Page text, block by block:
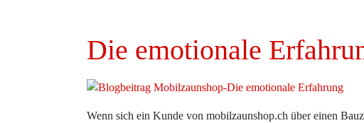
Die emotionale
Wenn sich ein Kunde von mobilzaunshop.ch über einen